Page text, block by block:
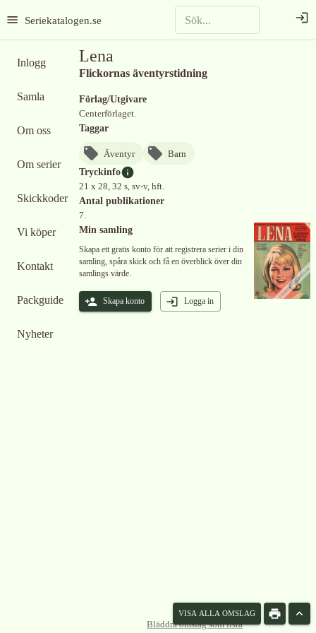
Seriekatalogen.se
Inlogg
Samla
Om oss
Om serier
Skickkoder
Vi köper
Kontakt
Packguide
Nyheter
Lena
Flickornas äventyrstidning
Förlag/Utgivare
Centerförlaget.
Taggar
Äventyr
Barn
Tryckinfo
21 x 28, 32 s, sv-v, hft.
Antal publikationer
7.
Min samling
Skapa ett gratis konto för att registrera serier i din
samling, spåra skick och få en överblick över din
samlings värde.
Skapa konto Logga in
VISA ALLA OMSLAG
Bläddra omslag som lista